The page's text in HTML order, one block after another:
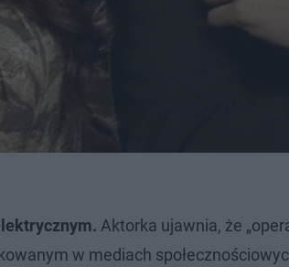
Aktorka ujawnia, że
w mediach